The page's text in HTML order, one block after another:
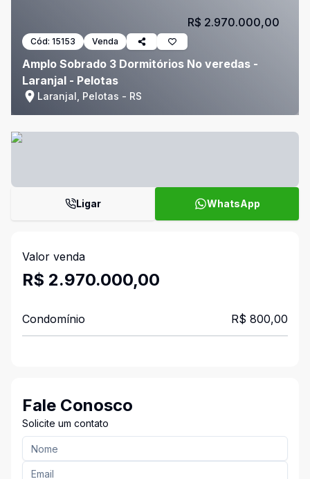
Cód: 15153 Venda
Amplo Sobrado 3 Dormitórios No veredas -
Laranjal - Pelotas
Laranjal, Pelotas - RS
R$ 2.970.000,00
Ligar WhatsApp
Valor venda
R$ 2.970.000,00
Condomínio R$ 800,00
Fale Conosco
Solicite um contato